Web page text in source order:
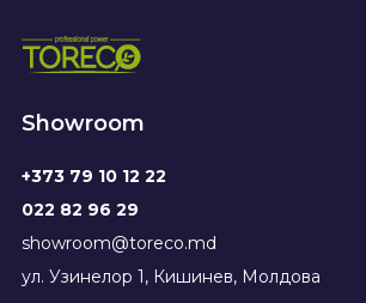
Showroom
+373 79 10 12 22
022 82 96 29
showroom@toreco.md
ул. Узинелор 1, Кишинев, Молдова